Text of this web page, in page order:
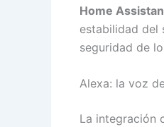
Home
estabilidad del
seguridad de
Alexa: la voz
La integración